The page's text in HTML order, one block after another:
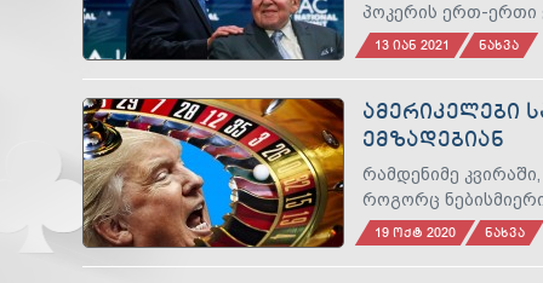
პოკერის ერთ-ერთი
13 ᲘᲐᲜ 2021 ᲜᲐᲮᲕᲐ
ᲐᲛᲔᲠᲘᲙᲔᲚᲔᲑᲘ
ᲔᲛᲖᲐᲓᲔᲑᲘᲐᲜ
რამდენიმე
როგორც
19 ᲝᲥᲢ 2020 ᲜᲐᲮᲕᲐ